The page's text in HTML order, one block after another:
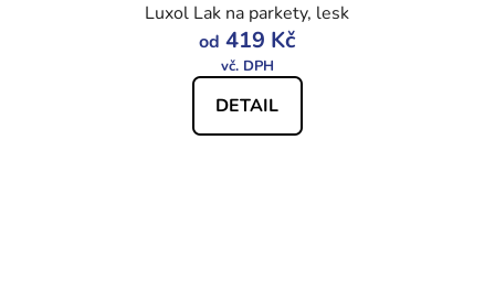
Luxol Lak na parkety, lesk
od 419 Kč
DETAIL